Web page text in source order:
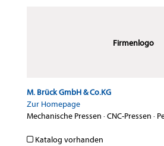
Firmenlogo
M. Brück GmbH & Co.KG
Zur Homepage
Mechanische Pressen ·CNC-Pressen ·
Katalog vorhanden